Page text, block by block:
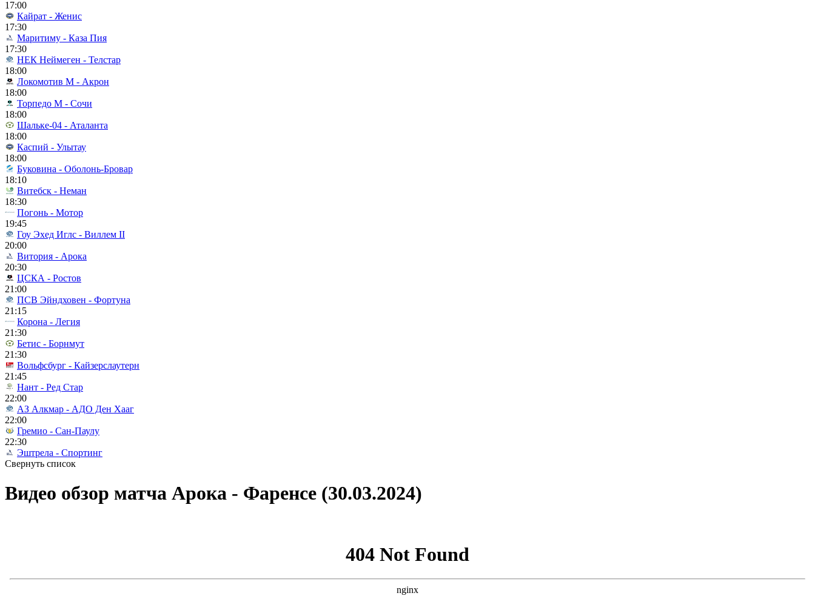
17:00
Кайрат - Женис
17:30
Маритиму - Каза Пия
17:30
НЕК Неймеген - Телстар
18:00
Локомотив М - Акрон
18:00
Торпедо М - Сочи
18:00
Шальке-04 - Аталанта
18:00
Каспий - Улытау
18:00
Буковина - Оболонь-Бровар
18:10
Витебск - Неман
18:30
Погонь - Мотор
19:45
Гоу Эхед Иглс - Виллем II
20:00
Витория - Арока
20:30
ЦСКА - Ростов
21:00
ПСВ Эйндховен - Фортуна
21:15
Корона - Легия
21:30
Бетис - Борнмут
21:30
Вольфсбург - Кайзерслаутерн
21:45
Нант - Ред Стар
22:00
АЗ Алкмар - АДО Ден Хааг
22:00
Гремио - Сан-Паулу
22:30
Эштрела - Спортинг
Свернуть список
Видео обзор матча Арока - Фаренсе (30.03.2024)